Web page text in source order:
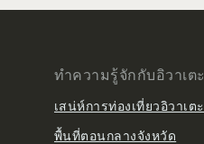
ทำความรู้จักกับอิวาเตะ
เสน่ห์การท่องเที่ยวอิวาเตะ
พื้นที่ตอนกลางจังหวัด